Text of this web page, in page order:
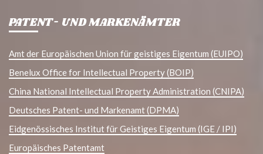
PATENT- UND MARKENÄMTER
Amt der Europäischen Union für geistiges Eigentum (EUIPO)
Benelux Office for Intellectual Property (BOIP)
China National Intellectual Property Administration (CNIPA)
Deutsches Patent- und Markenamt (DPMA)
Eidgenössisches Institut für Geistiges Eigentum (IGE / IPI)
Europäisches Patentamt